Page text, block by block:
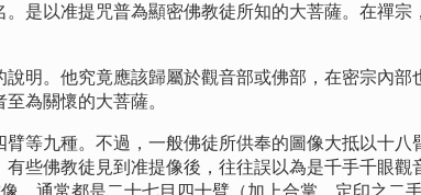
以准提咒普為顯密佛教徒所知的大菩薩。在禪宗
。他究竟應該歸屬於觀音部或佛部，在密宗內部
為關懷的大菩薩。
九種。不過，一般佛徒所供奉的圖像大抵以十八
些佛教徒見到准提像後，往往誤以為是千手千眼
，通常都是二十七目四十臂（加上合掌、定印之二